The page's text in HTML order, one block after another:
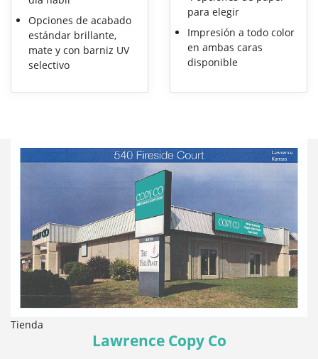
Opciones de acabado
estándar brillante,
mate y con barniz UV
selectivo
para elegir
Impresión a todo color
en ambas caras
disponible
Tienda
Lawrence Copy Co